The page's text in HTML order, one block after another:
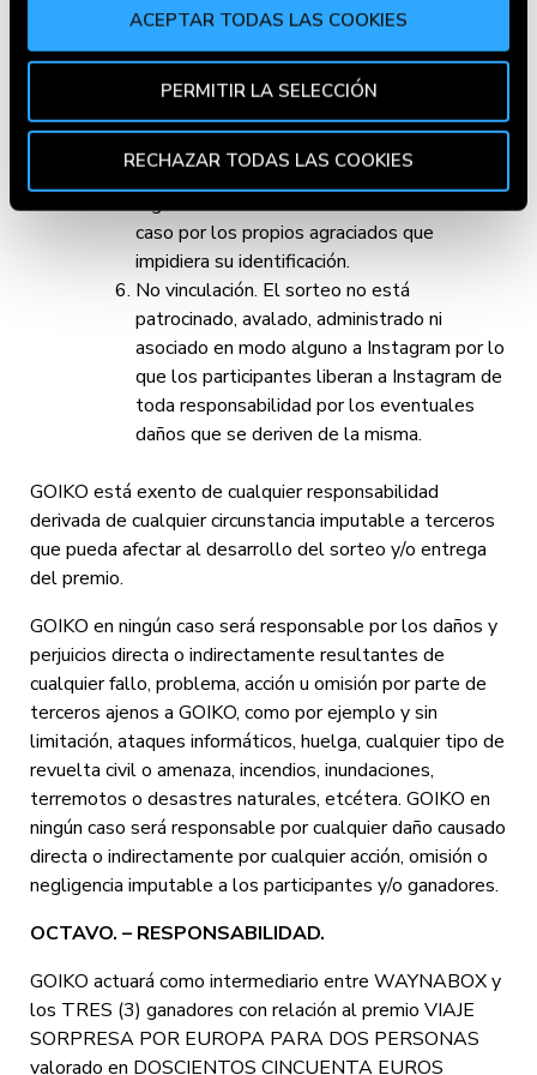
Declaración de cookies.
Utilizamos cookies propias y de terceros para fines
analíticos y para mostrarte información de tu interés.
Pincha enPolítica de Cookiespara más información.
Puedes aceptar todas las cookies pulsando el botón
"Rechazar todas las cookies". Si quieres configurarlas,
Política de Cookieste indicamos cómo hacerlo
en diferentes navegadores.
ACEPTAR TODAS LAS COOKIES
PERMITIR LA SELECCIÓN
RECHAZAR TODAS LAS COOKIES
su condición como tal.
Cualquier utilización abusiva o fraudulenta
de estas bases dará lugar a la consiguiente
descalificación del participante en el sorteo.
GOIKO queda eximido de cualquier
responsabilidad en el supuesto de existir
algún error en los datos facilitados en su
caso por los propios agraciados que
impidiera su identificación.
No vinculación. El sorteo no está
patrocinado, avalado, administrado ni
asociado en modo alguno a Instagram por lo
que los participantes liberan a Instagram de
toda responsabilidad por los eventuales
daños que se deriven de la misma.
GOIKO está exento de cualquier responsabilidad
derivada de cualquier circunstancia imputable a terceros
que pueda afectar al desarrollo del sorteo y/o entrega
del premio.
GOIKO en ningún caso será responsable por los daños y
perjuicios directa o indirectamente resultantes de
cualquier fallo, problema, acción u omisión por parte de
terceros ajenos a GOIKO, como por ejemplo y sin
limitación, ataques informáticos, huelga, cualquier tipo de
revuelta civil o amenaza, incendios, inundaciones,
terremotos o desastres naturales, etcétera. GOIKO en
ningún caso será responsable por cualquier daño causado
directa o indirectamente por cualquier acción, omisión o
negligencia imputable a los participantes y/o ganadores.
OCTAVO. – RESPONSABILIDAD.
GOIKO actuará como intermediario entre WAYNABOX y
los TRES (3) ganadores con relación al premio VIAJE
SORPRESA POR EUROPA PARA DOS PERSONAS
valorado en DOSCIENTOS CINCUENTA EUROS